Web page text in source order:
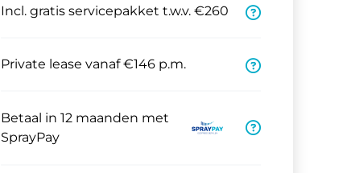
Incl. gratis servicepakket t.w.v. €260
Private lease vanaf €146 p.m.
Betaal in 12 maanden met
SprayPay